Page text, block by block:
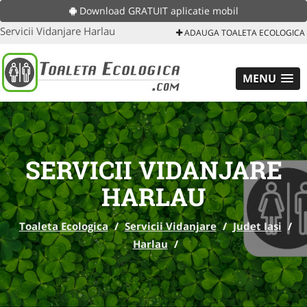
Download GRATUIT aplicatie mobil
Servicii Vidanjare Harlau ADAUGA TOALETA ECOLOGICA
MENU
SERVICII VIDANJARE
HARLAU
Toaleta Ecologica / Servicii Vidanjare / Judet Iasi /
Harlau /